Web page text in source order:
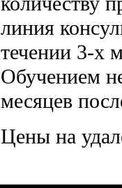
линия
течении 3-х
Обучением
месяцев
Цены на